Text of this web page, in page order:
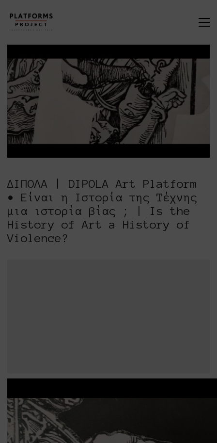
ΔΙΠΟΛΑ | DIPOLA Art Platform
• Είναι η Ιστορία της Τέχνης
μια ιστορία βίας ; | Is the
History of Art a History of
Violence?